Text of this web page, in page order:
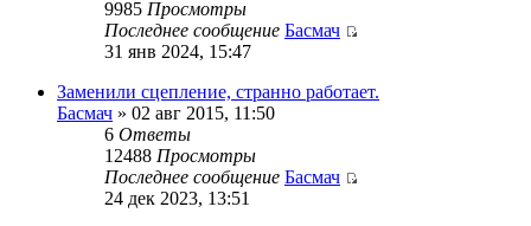
9985 Просмотры
Последнее сообщение Басмач
31 янв 2024, 15:47
Заменили сцепление, странно работает.
Басмач » 02 авг 2015, 11:50
6 Ответы
12488 Просмотры
Последнее сообщение Басмач
24 дек 2023, 13:51